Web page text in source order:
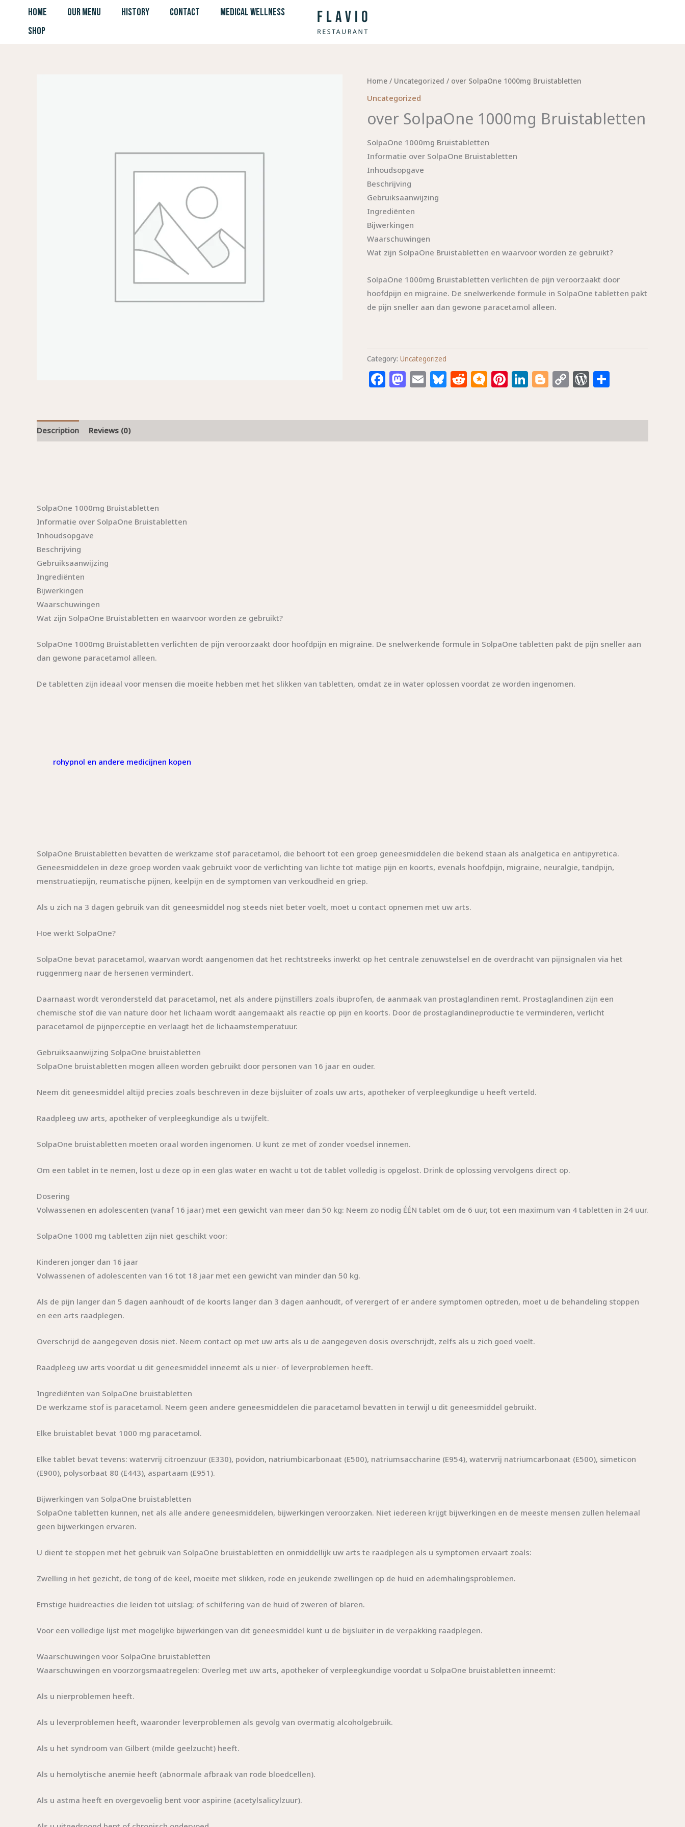
HOME OUR MENU HISTORY CONTACT
MEDICAL WELLNESS
SHOP
Home / Uncategorized / over SolpaOne 1000mg Bruistabletten
Uncategorized
over SolpaOne 1000mg Bruistabletten
SolpaOne 1000mg Bruistabletten
Informatie over SolpaOne Bruistabletten
Inhoudsopgave
Beschrijving
Gebruiksaanwijzing
Ingrediënten
Bijwerkingen
Waarschuwingen
Wat zijn SolpaOne Bruistabletten en waarvoor worden ze gebruikt?
SolpaOne 1000mg Bruistabletten verlichten de pijn veroorzaakt door
hoofdpijn en migraine. De snelwerkende formule in SolpaOne tabletten pakt
de pijn sneller aan dan gewone paracetamol alleen.
Category: Uncategorized
Facebook
Mastodon
EmailBluesky
Reddit
Micro.blog
Pinterest
LinkedIn
Blogger
CopyWordPress
Description Reviews (0)
SolpaOne 1000mg Bruistabletten
Informatie over SolpaOne Bruistabletten
Inhoudsopgave
Beschrijving
Gebruiksaanwijzing
Ingrediënten
Bijwerkingen
Waarschuwingen
Wat zijn SolpaOne Bruistabletten en waarvoor worden ze gebruikt?
SolpaOne 1000mg Bruistabletten verlichten de pijn veroorzaakt door hoofdpijn en migraine. De snelwerkende formule in SolpaOne tabletten pakt de pijn sneller aan
dan gewone paracetamol alleen.
De tabletten zijn ideaal voor mensen die moeite hebben met het slikken van tabletten, omdat ze in water oplossen voordat ze worden ingenomen.
rohypnol en andere medicijnen kopen
SolpaOne Bruistabletten bevatten de werkzame stof paracetamol, die behoort tot een groep geneesmiddelen die bekend staan ​​als analgetica en antipyretica.
Geneesmiddelen in deze groep worden vaak gebruikt voor de verlichting van lichte tot matige pijn en koorts, evenals hoofdpijn, migraine, neuralgie, tandpijn,
menstruatiepijn, reumatische pijnen, keelpijn en de symptomen van verkoudheid en griep.
Als u zich na 3 dagen gebruik van dit geneesmiddel nog steeds niet beter voelt, moet u contact opnemen met uw arts.
Hoe werkt SolpaOne?
SolpaOne bevat paracetamol, waarvan wordt aangenomen dat het rechtstreeks inwerkt op het centrale zenuwstelsel en de overdracht van pijnsignalen via het
ruggenmerg naar de hersenen vermindert.
Daarnaast wordt verondersteld dat paracetamol, net als andere pijnstillers zoals ibuprofen, de aanmaak van prostaglandinen remt. Prostaglandinen zijn een
chemische stof die van nature door het lichaam wordt aangemaakt als reactie op pijn en koorts. Door de prostaglandineproductie te verminderen, verlicht
paracetamol de pijnperceptie en verlaagt het de lichaamstemperatuur.
Gebruiksaanwijzing SolpaOne bruistabletten
SolpaOne bruistabletten mogen alleen worden gebruikt door personen van 16 jaar en ouder.
Neem dit geneesmiddel altijd precies zoals beschreven in deze bijsluiter of zoals uw arts, apotheker of verpleegkundige u heeft verteld.
Raadpleeg uw arts, apotheker of verpleegkundige als u twijfelt.
SolpaOne bruistabletten moeten oraal worden ingenomen. U kunt ze met of zonder voedsel innemen.
Om een ​​tablet in te nemen, lost u deze op in een glas water en wacht u tot de tablet volledig is opgelost. Drink de oplossing vervolgens direct op.
Dosering
Volwassenen en adolescenten (vanaf 16 jaar) met een gewicht van meer dan 50 kg: Neem zo nodig ÉÉN tablet om de 6 uur, tot een maximum van 4 tabletten in 24 uur.
SolpaOne 1000 mg tabletten zijn niet geschikt voor:
Kinderen jonger dan 16 jaar
Volwassenen of adolescenten van 16 tot 18 jaar met een gewicht van minder dan 50 kg.
Als de pijn langer dan 5 dagen aanhoudt of de koorts langer dan 3 dagen aanhoudt, of verergert of er andere symptomen optreden, moet u de behandeling stoppen
en een arts raadplegen.
Overschrijd de aangegeven dosis niet. Neem contact op met uw arts als u de aangegeven dosis overschrijdt, zelfs als u zich goed voelt.
Raadpleeg uw arts voordat u dit geneesmiddel inneemt als u nier- of leverproblemen heeft.
Ingrediënten van SolpaOne bruistabletten
De werkzame stof is paracetamol. Neem geen andere geneesmiddelen die paracetamol bevatten in terwijl u dit geneesmiddel gebruikt.
Elke bruistablet bevat 1000 mg paracetamol.
Elke tablet bevat tevens: watervrij citroenzuur (E330), povidon, natriumbicarbonaat (E500), natriumsaccharine (E954), watervrij natriumcarbonaat (E500), simeticon
(E900), polysorbaat 80 (E443), aspartaam ​​(E951).
Bijwerkingen van SolpaOne bruistabletten
SolpaOne tabletten kunnen, net als alle andere geneesmiddelen, bijwerkingen veroorzaken. Niet iedereen krijgt bijwerkingen en de meeste mensen zullen helemaal
geen bijwerkingen ervaren.
U dient te stoppen met het gebruik van SolpaOne bruistabletten en onmiddellijk uw arts te raadplegen als u symptomen ervaart zoals:
Zwelling in het gezicht, de tong of de keel, moeite met slikken, rode en jeukende zwellingen op de huid en ademhalingsproblemen.
Ernstige huidreacties die leiden tot uitslag; of schilfering van de huid of zweren of blaren.
Voor een volledige lijst met mogelijke bijwerkingen van dit geneesmiddel kunt u de bijsluiter in de verpakking raadplegen.
Waarschuwingen voor SolpaOne bruistabletten
Waarschuwingen en voorzorgsmaatregelen: Overleg met uw arts, apotheker of verpleegkundige voordat u SolpaOne bruistabletten inneemt:
Als u nierproblemen heeft.
Als u leverproblemen heeft, waaronder leverproblemen als gevolg van overmatig alcoholgebruik.
Als u het syndroom van Gilbert (milde geelzucht) heeft.
Als u hemolytische anemie heeft (abnormale afbraak van rode bloedcellen).
Als u astma heeft en overgevoelig bent voor aspirine (acetylsalicylzuur).